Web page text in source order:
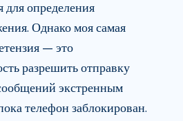
определения
Однако моя самая
— это
разрешить отправку
экстренным
телефон заблокирован.